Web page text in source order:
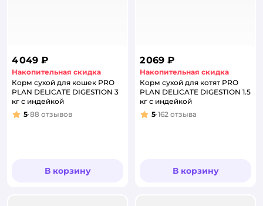
4 049 ₽
Накопительная скидка
Корм сухой для кошек PRO
PLAN DELICATE DIGESTION 3
кг с индейкой
Рейтинг:
5 88 отзывов
В корзину
2 069 ₽
Накопительная скидка
Корм сухой для котят PRO
PLAN DELICATE DIGESTION 1.5
кг с индейкой
Рейтинг:
5 162 отзыва
В корзину